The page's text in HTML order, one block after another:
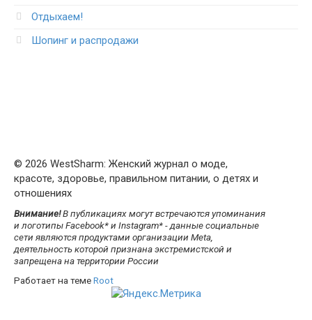
Отдыхаем!
Шопинг и распродажи
© 2026 WestSharm: Женский журнал о моде,
красоте, здоровье, правильном питании, о детях и
отношениях
Внимание!В публикациях могут встречаются упоминания
и логотипы Facebook* и Instagram* - данные социальные
сети являются продуктами организации Meta,
деятельность которой признана экстремистской и
запрещена на территории России
Работает на темеRoot